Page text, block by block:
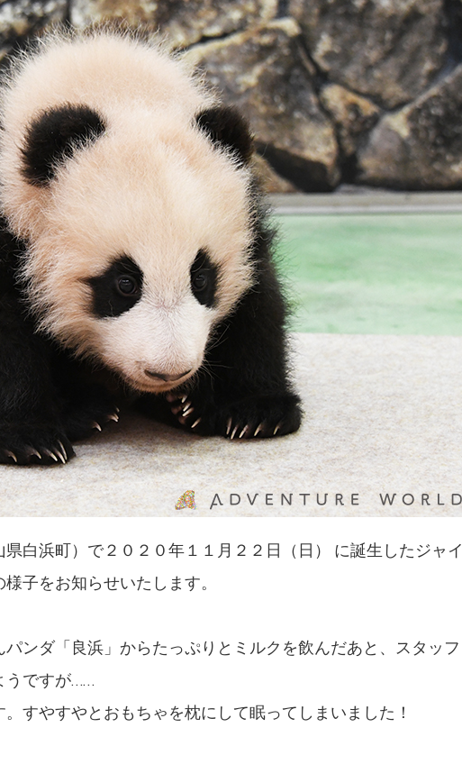
白浜町）で２０２０年１１月２２日（日） に誕生したジャイ
子をお知らせいたします。
ンダ「良浜」からたっぷりとミルクを飲んだあと、スタッフ
うですが……
すやすやとおもちゃを枕にして眠ってしまいました！